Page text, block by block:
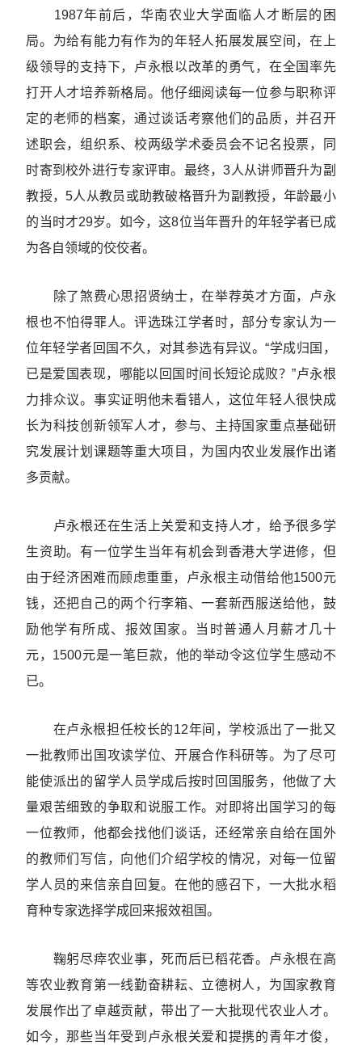
1987年前后，华南农业大学面临人才断层的困
局。为给有能力有作为的年轻人拓展发展空间，在上
级领导的支持下，卢永根以改革的勇气，在全国率先
打开人才培养新格局。他仔细阅读每一位参与职称评
定的老师的档案，通过谈话考察他们的品质，并召开
述职会，组织系、校两级学术委员会不记名投票，同
时寄到校外进行专家评审。最终，3人从讲师晋升为副
教授，5人从教员或助教破格晋升为副教授，年龄最小
的当时才29岁。如今，这8位当年晋升的年轻学者已成
为各自领域的佼佼者。
除了煞费心思招贤纳士，在举荐英才方面，卢永
根也不怕得罪人。评选珠江学者时，部分专家认为一
位年轻学者回国不久，对其参选有异议。“学成归国，
已是爱国表现，哪能以回国时间长短论成败？”卢永根
力排众议。事实证明他未看错人，这位年轻人很快成
长为科技创新领军人才，参与、主持国家重点基础研
究发展计划课题等重大项目，为国内农业发展作出诸
多贡献。
卢永根还在生活上关爱和支持人才，给予很多学
生资助。有一位学生当年有机会到香港大学进修，但
由于经济困难而顾虑重重，卢永根主动借给他1500元
钱，还把自己的两个行李箱、一套新西服送给他，鼓
励他学有所成、报效国家。当时普通人月薪才几十
元，1500元是一笔巨款，他的举动令这位学生感动不
已。
在卢永根担任校长的12年间，学校派出了一批又
一批教师出国攻读学位、开展合作科研等。为了尽可
能使派出的留学人员学成后按时回国服务，他做了大
量艰苦细致的争取和说服工作。对即将出国学习的每
一位教师，他都会找他们谈话，还经常亲自给在国外
的教师们写信，向他们介绍学校的情况，对每一位留
学人员的来信亲自回复。在他的感召下，一大批水稻
育种专家选择学成回来报效祖国。
鞠躬尽瘁农业事，死而后已稻花香。卢永根在高
等农业教育第一线勤奋耕耘、立德树人，为国家教育
发展作出了卓越贡献，带出了一大批现代农业人才。
如今，那些当年受到卢永根关爱和提携的青年才俊，